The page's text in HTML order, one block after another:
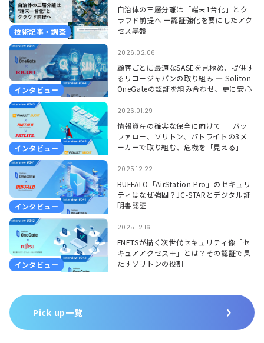
技術記事・調査
自治体の三層分離は「端末1台化」とク
ラウド前提へ ー認証強化を要にしたアク
セス基盤
インタビュー
2026.02.06
顧客ごとに最適なSASEを見極め、提供す
るリコージャパンの取り組み ― Soliton
OneGateの認証を組み合わせ、更に安心
インタビュー
2026.01.29
情報資産の確実な保全に向けて ― バッ
ファロー、ソリトン、パトライトの3メ
ーカーで取り組む、危機を「見える」
―
インタビュー
2025.12.22
BUFFALO「AirStation Pro」のセキュリ
ティはなぜ強固？JC-STARとデジタル証
明書認証
インタビュー
2025.12.16
FNETSが描く次世代セキュリティ像「セ
キュアアクセス＋」とは？その認証で果
たすソリトンの役割
Pick up一覧